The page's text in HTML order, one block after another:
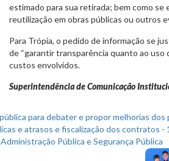
estimado para sua retirada; bem como se
reutilização em obras públicas ou outros
Para Trópia, o pedido de informação se
de “garantir transparência quanto ao uso
custos envolvidos.
Superintendência de Comunicação